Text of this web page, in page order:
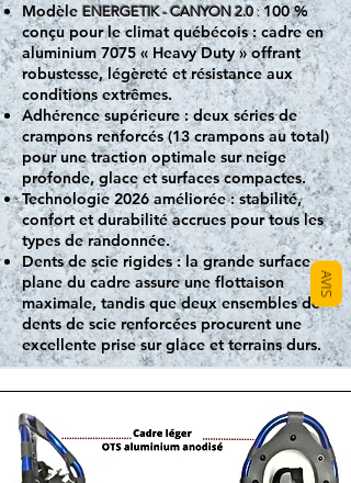
Modèle ENERGETIK - CANYON 2.0:100 %
conçu pour le climat québécois : cadre en
aluminium 7075 « Heavy Duty » offrant
robustesse, légèreté et résistance aux
conditions extrêmes.
Adhérence supérieure : deux séries de
crampons renforcés (13 crampons au total)
pour une traction optimale sur neige
profonde, glace et surfaces compactes.
Technologie 2026 améliorée : stabilité,
confort et durabilité accrues pour tous les
types de randonnée.
Dents de scie rigides : la grande surface
plane du cadre assure une flottaison
maximale, tandis que deux ensembles de
dents de scie renforcées procurent une
excellente prise sur glace et terrains durs.
AVIS